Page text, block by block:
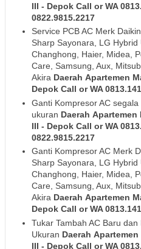
III - Depok Call or WA
0822.9815.2217
Service PCB AC Merk
Sharp Sayonara, LG Hybrid
Changhong, Haier, Midea,
Care, Samsung, Aux,
Akira Daerah Apartemen
Depok Call or WA
Ganti Kompresor AC segala
ukuran Daerah Apartemen
III - Depok Call or WA
0822.9815.2217
Ganti Kompresor AC Merk
Sharp Sayonara, LG Hybrid
Changhong, Haier, Midea,
Care, Samsung, Aux,
Akira Daerah Apartemen
Depok Call or WA
Tukar Tambah AC Baru
Ukuran Daerah
III - Depok Call or WA